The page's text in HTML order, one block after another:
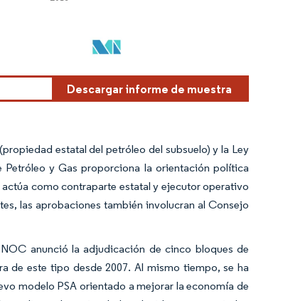
Descargar informe de muestra
estatal del petróleo del subsuelo) y la Ley
y Gas proporciona la orientación política
como contraparte estatal y ejecutor operativo
las aprobaciones también involucran al Consejo
anunció la adjudicación de cinco bloques de
de este tipo desde 2007. Al mismo tiempo, se ha
modelo PSA orientado a mejorar la economía de